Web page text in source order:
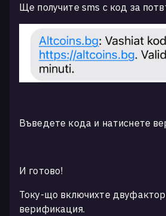
Ще получите sms с код за
Въведете кода и натиснете
И готово!
Току-що включихте
верификация.